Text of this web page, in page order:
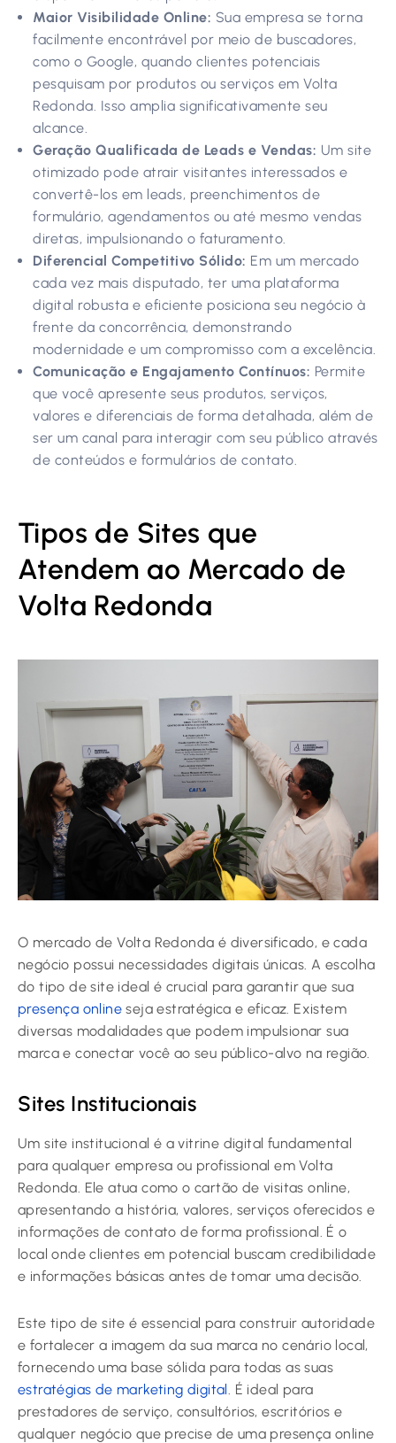
Maior Visibilidade Online: Sua empresa se torna
facilmente encontrável por meio de buscadores,
como o Google, quando clientes potenciais
pesquisam por produtos ou serviços em Volta
Redonda. Isso amplia significativamente seu
alcance.
Geração Qualificada de Leads e Vendas: Um site
otimizado pode atrair visitantes interessados e
convertê-los em leads, preenchimentos de
formulário, agendamentos ou até mesmo vendas
diretas, impulsionando o faturamento.
Diferencial Competitivo Sólido: Em um mercado
cada vez mais disputado, ter uma plataforma
digital robusta e eficiente posiciona seu negócio à
frente da concorrência, demonstrando
modernidade e um compromisso com a excelência.
Comunicação e Engajamento Contínuos: Permite
que você apresente seus produtos, serviços,
valores e diferenciais de forma detalhada, além de
ser um canal para interagir com seu público através
de conteúdos e formulários de contato.
Tipos de Sites que
Atendem ao Mercado de
Volta Redonda
O mercado de Volta Redonda é diversificado, e cada
negócio possui necessidades digitais únicas. A escolha
do tipo de site ideal é crucial para garantir que sua
presença online seja estratégica e eficaz. Existem
diversas modalidades que podem impulsionar sua
marca e conectar você ao seu público-alvo na região.
Sites Institucionais
Um site institucional é a vitrine digital fundamental
para qualquer empresa ou profissional em Volta
Redonda. Ele atua como o cartão de visitas online,
apresentando a história, valores, serviços oferecidos e
informações de contato de forma profissional. É o
local onde clientes em potencial buscam credibilidade
e informações básicas antes de tomar uma decisão.
Este tipo de site é essencial para construir autoridade
e fortalecer a imagem da sua marca no cenário local,
fornecendo uma base sólida para todas as suas
estratégias de marketing digital . É ideal para
prestadores de serviço, consultórios, escritórios e
qualquer negócio que precise de uma presença online